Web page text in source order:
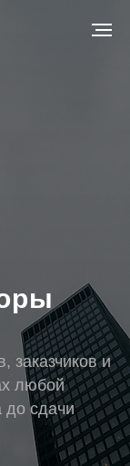
заказчиков и
любой
до сдачи